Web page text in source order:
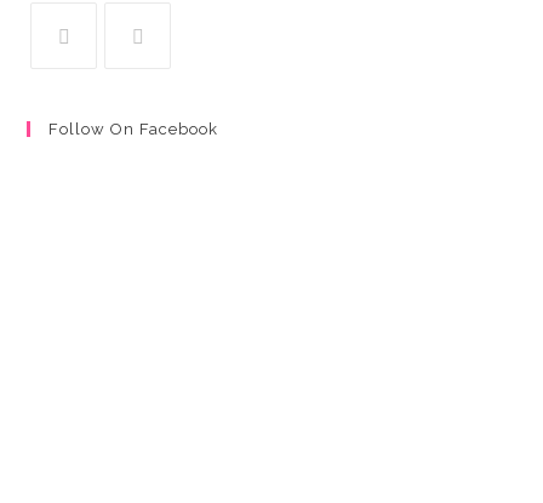
Follow On Facebook